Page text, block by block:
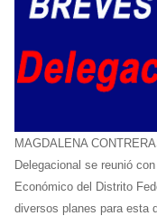
MAGDALENA
Delegacional se reunió
Económico del Distrito
diversos planes para esta